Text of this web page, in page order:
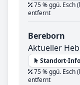
75 % ggü. Esch
entfernt
Bereborn
Aktueller
Standort-
75 % ggü. Esch
entfernt